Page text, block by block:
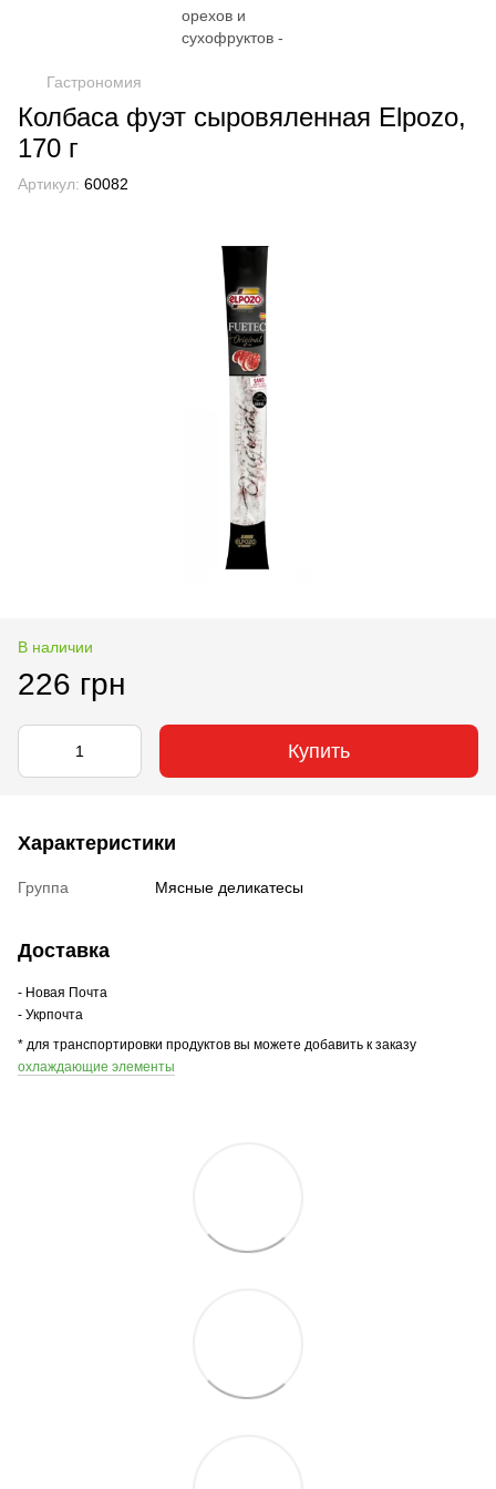
Гастрономия
Колбаса фуэт сыровяленная Elpozo,
170 г
Артикул: 60082
В наличии
226 грн
Купить
Характеристики
Группа Мясные деликатесы
Доставка
- Новая Почта
- Укрпочта
* для транспортировки продуктов вы можете добавить к заказу
охлаждающие элементы